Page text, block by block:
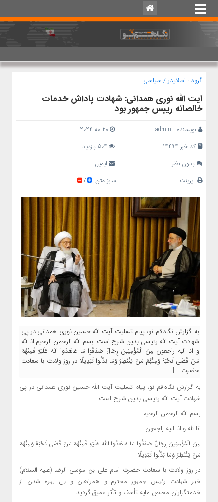
گروه : اسلایدر / سیاسی
آیت الله نوری همدانی: شهادت پاداش خدمات
خالصانه رییس جمهور بود
نویسنده : admin
20 مه 2024
کد خبر 14494
بدون نظر
ایمیل
پرینت
سایز متن /
به گزارش نگاه قم نو، پیام تسلیت آیت الله حسین نوری همدانی در پی
شهادت آیت الله رئیسی بدین شرح است: بسم الله الرحمن الرحیم انا لله
و انا الیه راجعون مِنَ الْمُؤْمِنِینَ رِجَالٌ صَدَقُوا مَا عَاهَدُوا اللَّهَ عَلَیْهِ فَمِنْهُمْ
مَنْ قَضَی نَحْبَهُ وَمِنْهُمْ مَنْ یَنْتَظِرُ وَمَا بَدَّلُوا تَبْدِیلًا در روز ولادت با سعادت
حضرت […]
به گزارش نگاه قم نو، پیام تسلیت آیت الله حسین نوری همدانی در پی
شهادت آیت الله رئیسی بدین شرح است:
بسم الله الرحمن الرحیم
انا لله و انا الیه راجعون
مِنَ الْمُؤْمِنِینَ رِجَالٌ صَدَقُوا مَا عَاهَدُوا اللَّهَ عَلَیْهِ فَمِنْهُمْ مَنْ قَضَی نَحْبَهُ وَمِنْهُمْ
مَنْ یَنْتَظِرُ وَمَا بَدَّلُوا تَبْدِیلًا
در روز ولادت با سعادت حضرت امام علی بن موسی الرضا (علیه السلام)
خبر شهادت رئیس جمهور محترم و همراهان و بی بهره شدن از
خدمتگزاران مخلص مایه تأسف و تأثر عمیق گردید.